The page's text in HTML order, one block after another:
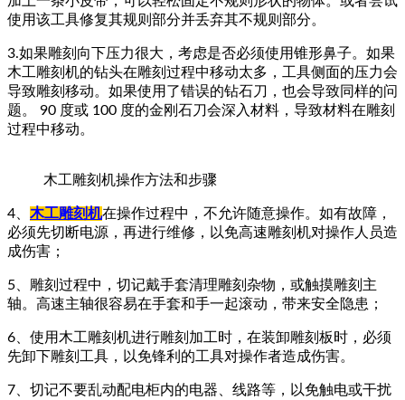
使用该工具修复其规则部分并丢弃其不规则部分。
3.如果雕刻向下压力很大，考虑是否必须使用锥形鼻子。如果
木工雕刻机的钻头在雕刻过程中移动太多，工具侧面的压力会
导致雕刻移动。如果使用了错误的钻石刀，也会导致同样的问
题。 90 度或 100 度的金刚石刀会深入材料，导致材料在雕刻
过程中移动。
木工雕刻机操作方法和步骤
4、 木工雕刻机在操作过程中，不允许随意操作。如有故障，
必须先切断电源，再进行维修，以免高速雕刻机对操作人员造
成伤害；
5、雕刻过程中，切记戴手套清理雕刻杂物，或触摸雕刻主
轴。高速主轴很容易在手套和手一起滚动，带来安全隐患；
6、使用木工雕刻机进行雕刻加工时，在装卸雕刻板时，必须
先卸下雕刻工具，以免锋利的工具对操作者造成伤害。
7、切记不要乱动配电柜内的电器、线路等，以免触电或干扰